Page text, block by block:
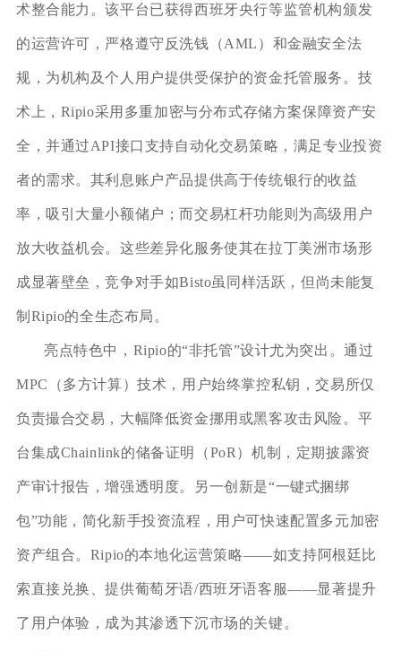
术整合能力。该平台已获得西班牙央行等监管机构颁发
的运营许可，严格遵守反洗钱（AML）和金融安全法
规，为机构及个人用户提供受保护的资金托管服务。技
术上，Ripio采用多重加密与分布式存储方案保障资产安
全，并通过API接口支持自动化交易策略，满足专业投资
者的需求。其利息账户产品提供高于传统银行的收益
率，吸引大量小额储户；而交易杠杆功能则为高级用户
放大收益机会。这些差异化服务使其在拉丁美洲市场形
成显著壁垒，竞争对手如Bisto虽同样活跃，但尚未能复
制Ripio的全生态布局。
亮点特色中，Ripio的“非托管”设计尤为突出。通过
MPC（多方计算）技术，用户始终掌控私钥，交易所仅
负责撮合交易，大幅降低资金挪用或黑客攻击风险。平
台集成Chainlink的储备证明（PoR）机制，定期披露资
产审计报告，增强透明度。另一创新是“一键式捆绑
包”功能，简化新手投资流程，用户可快速配置多元加密
资产组合。Ripio的本地化运营策略——如支持阿根廷比
索直接兑换、提供葡萄牙语/西班牙语客服——显著提升
了用户体验，成为其渗透下沉市场的关键。